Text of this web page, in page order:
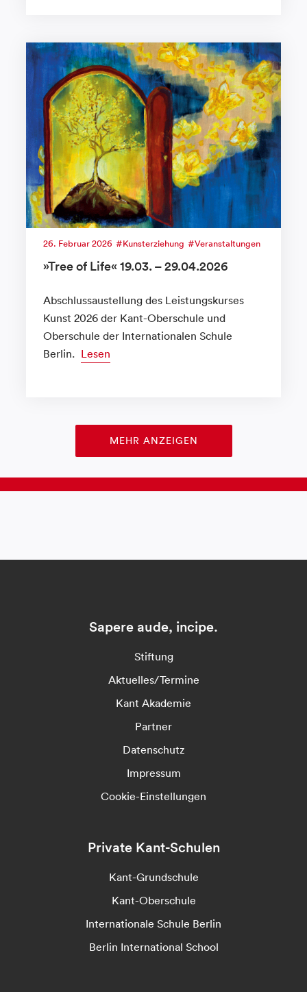
26. Februar 2026 Kunsterziehung Veranstaltungen
»Tree of Life« 19.03. – 29.04.2026
Abschlussaustellung des Leistungskurses
Kunst 2026 der Kant-Oberschule und
Oberschule der Internationalen Schule
Berlin. Lesen
MEHR ANZEIGEN
Sapere aude, incipe.
Stiftung
Aktuelles/Termine
Kant Akademie
Partner
Datenschutz
Impressum
Cookie-Einstellungen
Private Kant-Schulen
Kant-Grundschule
Kant-Oberschule
Internationale Schule Berlin
Berlin International School